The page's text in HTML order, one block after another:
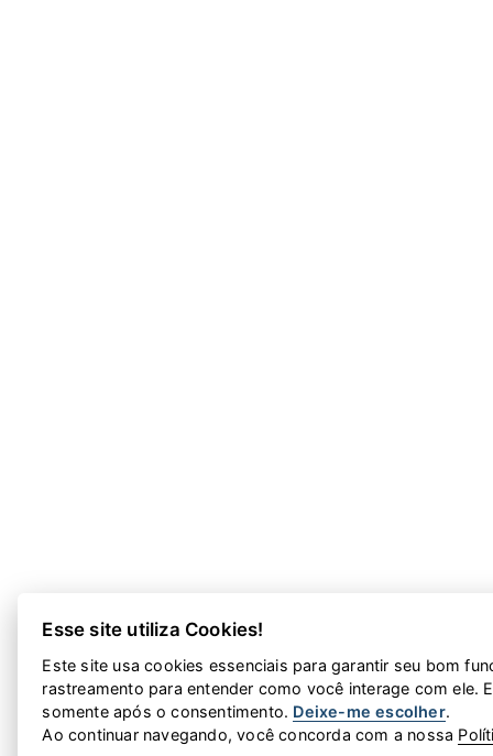
Esse site utiliza Cookies!
Este site usa cookies essenciais para garantir seu bom
rastreamento para entender como você interage com ele.
somente após o consentimento. Deixe-me escolher.
Ao continuar navegando, você concorda com a nossa